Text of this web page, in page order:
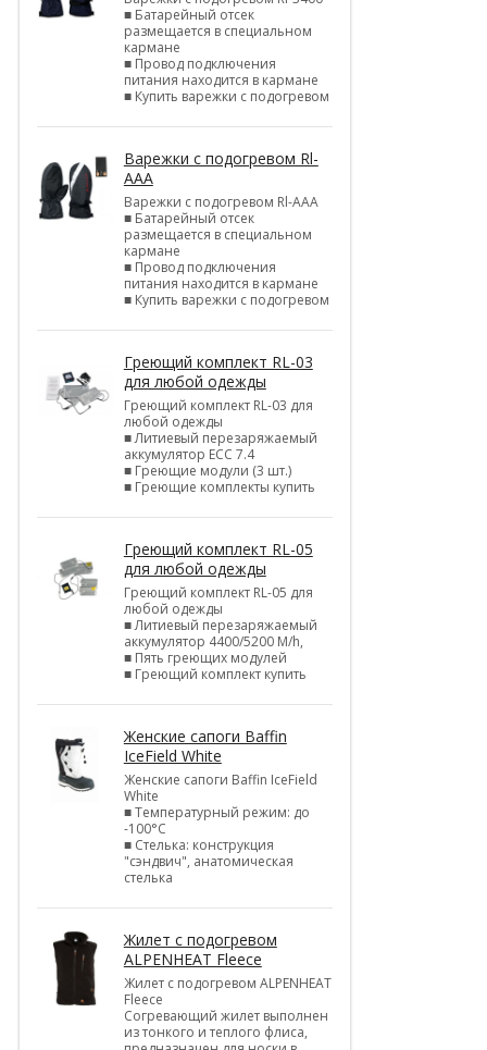
■ Батарейный отсек
размещается в специальном
кармане
■ Провод подключения
питания находится в кармане
■ Купить варежки с подогревом
Варежки с подогревом Rl-
AAA
Варежки с подогревом Rl-AAA
■ Батарейный отсек
размещается в специальном
кармане
■ Провод подключения
питания находится в кармане
■ Купить варежки с подогревом
Греющий комплект RL-03
для любой одежды
Греющий комплект RL-03 для
любой одежды
■ Литиевый перезаряжаемый
аккумулятор ЕСС 7.4
■ Греющие модули (3 шт.)
■ Греющие комплекты купить
Греющий комплект RL-05
для любой одежды
Греющий комплект RL-05 для
любой одежды
■ Литиевый перезаряжаемый
аккумулятор 4400/5200 M/h,
■ Пять греющих модулей
■ Греющий комплект купить
Женские сапоги Baffin
IceField White
Женские сапоги Baffin IceField
White
■ Температурный режим: до
-100°C
■ Стелька: конструкция
"сэндвич", анатомическая
стелька
Жилет с подогревом
ALPENHEAT Fleece
Жилет с подогревом ALPENHEAT
Fleece
Согревающий жилет выполнен
из тонкого и теплого флиса,